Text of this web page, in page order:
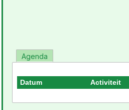
Agenda
Datum Activiteit